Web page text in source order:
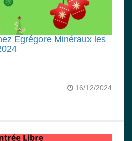
Egrégore Minéraux les
16/12/2024